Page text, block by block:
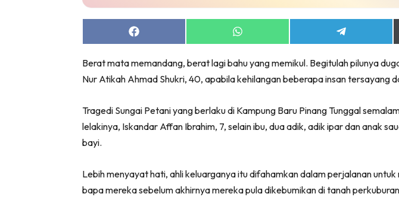
Share
on
Share
on
Share
on
Berat mata memandang, berat lagi bahu yang memikul. Begitulah pilunya
Nur Atikah Ahmad Shukri, 40, apabila kehilangan beberapa insan tersayang
Tragedi Sungai Petani yang berlaku di Kampung Baru Pinang Tunggal
lelakinya, Iskandar Affan Ibrahim, 7, selain ibu, dua adik, adik ipar dan anak
bayi.
Lebih menyayat hati, ahli keluarganya itu difahamkan dalam perjalanan
bapa mereka sebelum akhirnya mereka pula dikebumikan di tanah